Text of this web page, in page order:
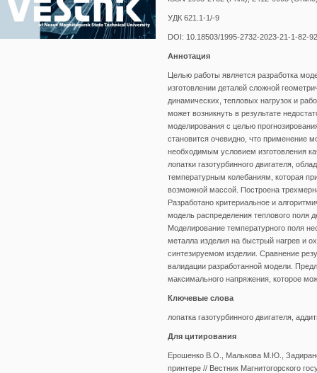
УДК 621.1-1/-9
DOI: 10.18503/1995-2732-2023-21-1-82-92
Аннотация
Целью работы является разработка
изготовлении деталей сложной
динамических, тепловых нагрузок и
может возникнуть в результате
моделирования с целью
становится очевидно, что применение
необходимым условием изготовления
лопатки газотурбинного двигателя,
температурным колебаниям, которая
возможной массой. Построена
Разработано критериальное и
модель распределения теплового поля
Моделирование температурного поля
металла изделия на быстрый нагрев и
синтезируемом изделии. Сравнение
валидации разработанной модели.
максимального напряжения, которое
Ключевые слова
лопатка газотурбинного двигателя,
Для цитирования
Ерошенко В.О., Малькова М.Ю.,
принтере // Вестник Магнитогорского